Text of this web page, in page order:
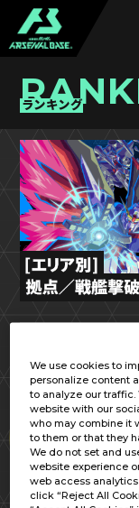
ランキング
1
We use cookies to
personalize content
to analyze our traffic.
website with our
who may combine it
to them or that they
We do not set and
website experience
web access analytics
click “Reject All